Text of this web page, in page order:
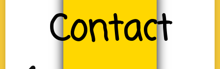
Contact